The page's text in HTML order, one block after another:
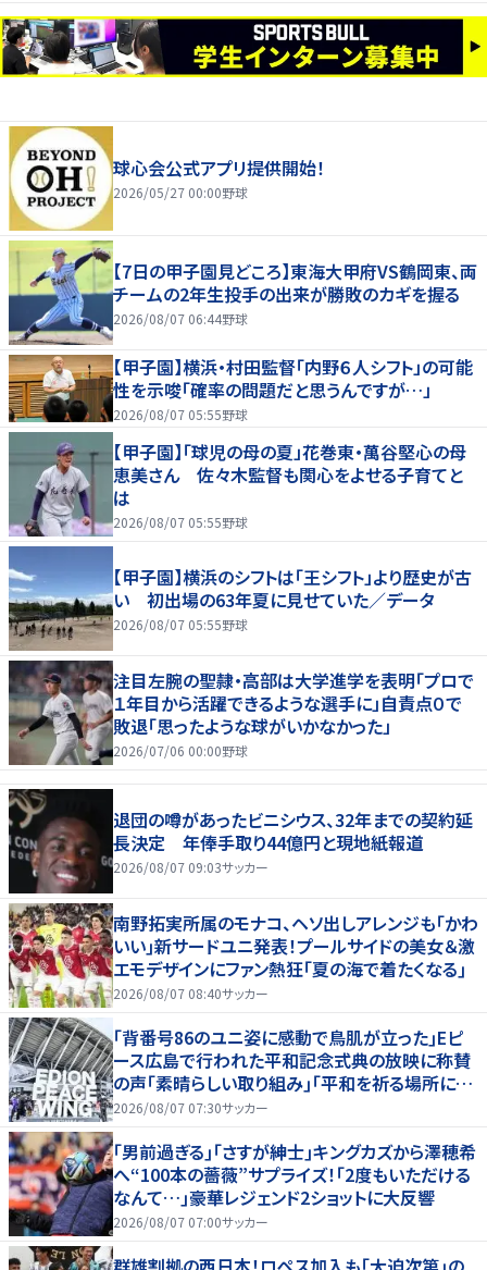
球心会公式アプリ提供開始！
2026/05/27 00:00野球
【7日の甲子園見どころ】東海大甲府VS鶴岡東、両
チームの2年生投手の出来が勝敗のカギを握る
2026/08/07 06:44野球
【甲子園】横浜・村田監督「内野６人シフト」の可能
性を示唆「確率の問題だと思うんですが…」
2026/08/07 05:55野球
【甲子園】「球児の母の夏」花巻東・萬谷堅心の母
恵美さん 佐々木監督も関心をよせる子育てと
は
2026/08/07 05:55野球
【甲子園】横浜のシフトは「王シフト」より歴史が古
い 初出場の63年夏に見せていた／データ
2026/08/07 05:55野球
注目左腕の聖隷・高部は大学進学を表明「プロで
１年目から活躍できるような選手に」自責点０で
敗退「思ったような球がいかなかった」
2026/07/06 00:00野球
退団の噂があったビニシウス、32年までの契約延
長決定 年俸手取り44億円と現地紙報道
2026/08/07 09:03サッカー
南野拓実所属のモナコ、ヘソ出しアレンジも｢かわ
いい｣新サードユニ発表！プールサイドの美女＆激
エモデザインにファン熱狂｢夏の海で着たくなる｣
2026/08/07 08:40サッカー
｢背番号86のユニ姿に感動で鳥肌が立った｣Eピ
ース広島で行われた平和記念式典の放映に称賛
の声｢素晴らしい取り組み｣｢平和を祈る場所に相
応しい｣
2026/08/07 07:30サッカー
｢男前過ぎる｣｢さすが紳士｣キングカズから澤穂希
へ“100本の薔薇”サプライズ！｢2度もいただける
なんて…｣豪華レジェンド2ショットに大反響
2026/08/07 07:00サッカー